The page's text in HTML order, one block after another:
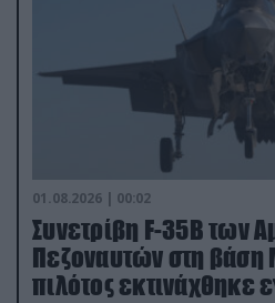
01.08.2026 | 00:02
Συνετρίβη F-35B των
Πεζοναυτών στη βάση
πιλότος εκτινάχθηκε